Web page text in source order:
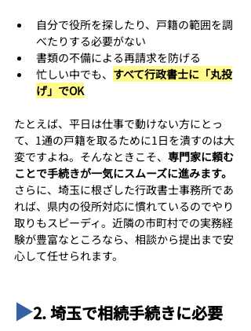
自分で役所を探したり、戸籍の範囲を調
べたりする必要がない
書類の不備による再請求を防げる
忙しい中でも、 すべて行政書士に「丸投
げ」でOK
たとえば、平日は仕事で動けない方にとっ
て、1通の戸籍を取るために1日を潰すのは大
変ですよね。そんなときこそ、 専門家に頼む
ことで手続きが一気にスムーズに進みます。
さらに、埼玉に根ざした行政書士事務所であ
れば、県内の役所対応に慣れているのでやり
取りもスピーディ。近隣の市町村での実務経
験が豊富なところなら、相談から提出まで安
心して任せられます。
▶︎2. 埼玉で相続手続きに必要